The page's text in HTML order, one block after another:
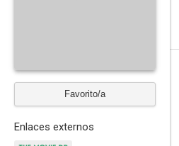
Favorito/a
Enlaces externos